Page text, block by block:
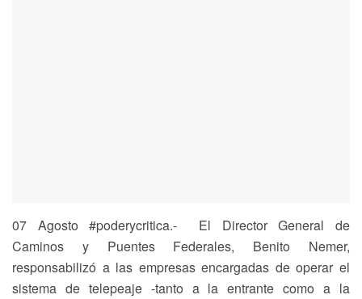
07 Agosto #poderycritica.- El Director General de
Caminos y Puentes Federales, Benito Nemer,
responsabilizó a las empresas encargadas de operar el
sistema de telepeaje -tanto a la entrante como a la